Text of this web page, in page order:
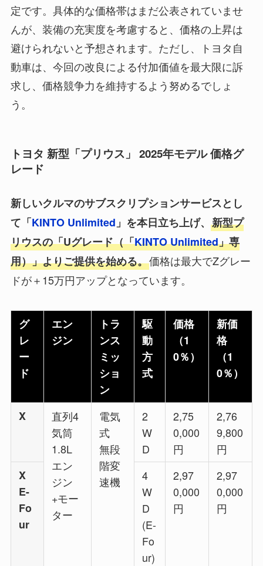
定です。具体的な価格帯はまだ公表されていませ
んが、装備の充実度を考慮すると、価格の上昇は
避けられないと予想されます。ただし、トヨタ自
動車は、今回の改良による付加価値を最大限に訴
求し、価格競争力を維持するよう努めるでしょ
う。
トヨタ 新型「プリウス」 2025年モデル 価格グ
レード
新しいクルマのサブスクリプションサービスとし
て「KINTO Unlimited」を本日立ち上げ、 新型プ
リウスの「Uグレード（「KINTO Unlimited」専
用）」よりご提供を始める。価格は最大でZグレー
ドが＋15万円アップとなっています。
グ
レ
ー
ド
エン
ジン
トラ
ンス
ミッ
ショ
ン
駆
動
方
式
価格
（1
0％）
新価
格
（1
0％）
X
直列4
気筒
1.8L
エン
ジン
+モー
ター
電気
式
無段
階変
速機
2
W
D
2,75
0,000
円
2,76
9,800
円
X
E-
Fo
ur
4
W
D
(E-
Fo
ur)
2,97
0,000
円
2,97
0,000
円